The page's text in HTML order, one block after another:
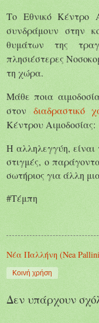
Το Εθνικό Κέντρο
συνδράμουν στην
θυμάτων της
πλησιέστερες
τη χώρα.
Μάθε ποια
στον διαδραστικό
Κέντρου Αιμοδοσίας:
Η αλληλεγγύη, είναι
στιγμές, ο
σωτήριος για άλλη
#Τέμπη
Νέα Παλλήνη (Nea
Κοινή χρήση
Δεν υπάρχουν